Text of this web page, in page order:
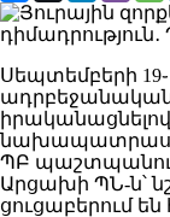
Սեպտեմբերի
ադրբեջանական
ՊԲ
Արցախի ՊՆ-ն՝
ցուցաբերում